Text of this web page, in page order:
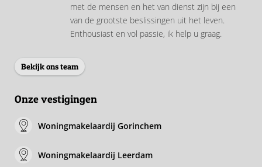
met de mensen en het van dienst zijn bij een
van de grootste beslissingen uit het leven.
Enthousiast en vol passie, ik help u graag.
Bekijk ons team
Onze vestigingen
Woningmakelaardij Gorinchem
Woningmakelaardij Leerdam